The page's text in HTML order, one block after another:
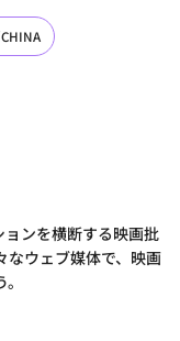
ンを横断する映画批
なウェブ媒体で、映画